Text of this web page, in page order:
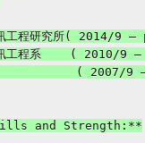
工程研究所( 2014/9
訊工程系    ( 2010/9
( 2007/9
and Strength:**